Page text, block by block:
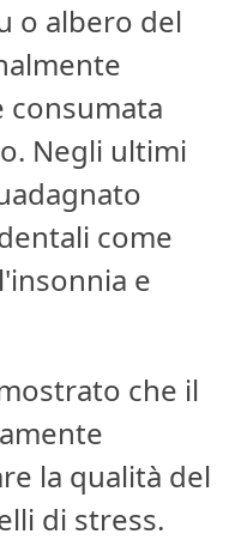
o albero del
consumata
Negli ultimi
come
e
che il
la qualità del
di stress.